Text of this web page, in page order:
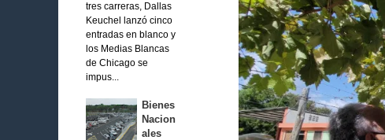
tres carreras, Dallas
Keuchel lanzó cinco
entradas en blanco y
los Medias Blancas
de Chicago se
impus...
Bienes
Nacion
ales